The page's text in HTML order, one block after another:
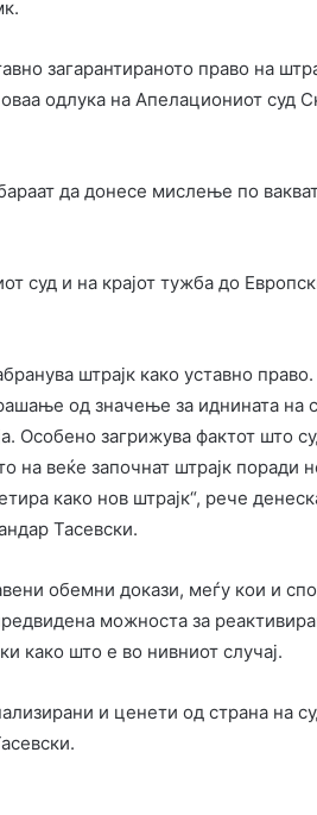
загарантираното право на
одлука на Апелациониот суд
да донесе мислење по
суд и на крајот тужба до
штрајк како уставно
од значење за иднината на
Особено загрижува фактот што
на веќе започнат штрајк поради
како нов штрајк“, рече
Тасевски.
обемни докази, меѓу кои и
можноста за
како што е во нивниот случај.
и ценети од страна на